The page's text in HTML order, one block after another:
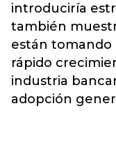
introduciría
también
están tomando
rápido
industria
adopción